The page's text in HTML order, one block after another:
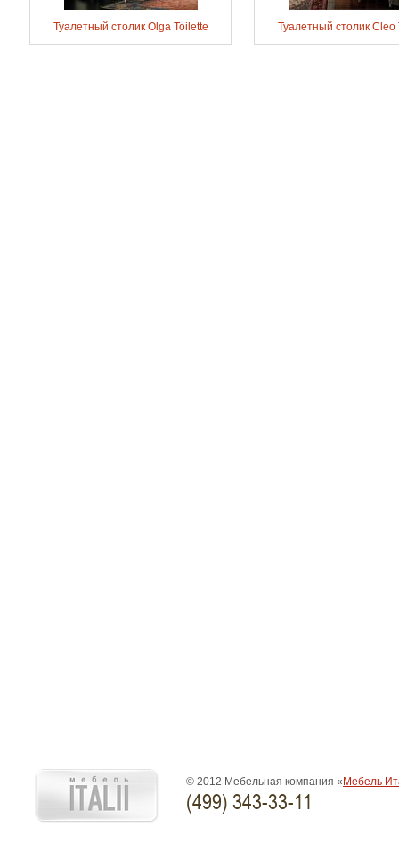
Туалетный столик Olga Toilette Туалетный столик Cleo
© 2012 Мебельная компания « Мебель
(499) 343-33-11